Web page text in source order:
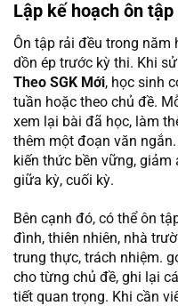
Lập kế hoạch ôn
Ôn tập rải đều trong năm
dồn ép trước kỳ thi. Khi
Theo SGK Mới, học sinh
tuần hoặc theo chủ đề.
xem lại bài đã học, làm
thêm một đoạn văn
kiến thức bền vững,
giữa kỳ, cuối kỳ.
Bên cạnh đó, có thể ôn
đình, thiên nhiên, nhà
trung thực, trách nhiệm.
cho từng chủ đề, ghi lại
tiết quan trọng. Khi cần